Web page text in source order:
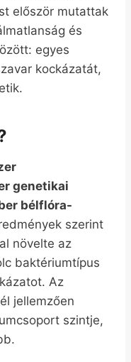
először mutattak
és
egyes
kockázatát,
genetikai
bélflóra-
szerint
növelte az
baktériumtípus
Az
jellemzően
szintje,